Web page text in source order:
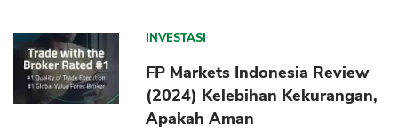
INVESTASI
FP Markets Indonesia Review
(2024) Kelebihan Kekurangan,
Apakah Aman